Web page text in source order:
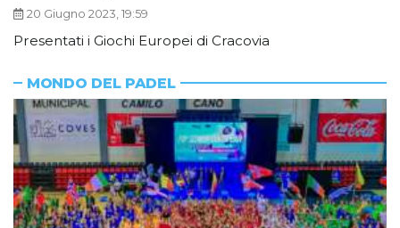
20 Giugno 2023, 19:59
Presentati i Giochi Europei di Cracovia
MONDO DEL PADEL